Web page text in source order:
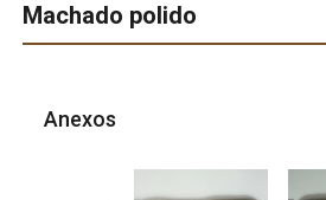
Machado polido
Anexos